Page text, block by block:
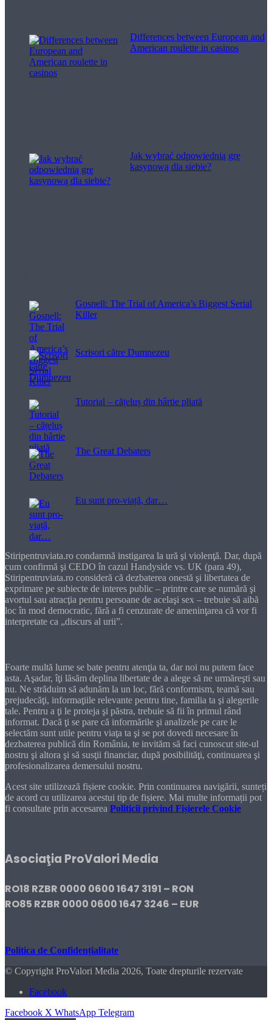
Differences between European and
American roulette in casinos
Jak wybrać odpowiednią grę
kasynową dla siebie?
Gosnell: The Trial of America’s Biggest Serial
Killer
Scrisori către Dumnezeu
Tutorial – cățeluș din hârtie pliată
The Great Debaters
Eu sunt pro-viață, dar…
Stiripentruviata.ro condamnă instigarea la ură şi violenţă. Dar, după
cum confirmă şi CEDO în cazul Handyside vs. UK (para 49),
Stiripentruviata.ro consideră că dezbaterea onestă şi libertatea de
exprimare pe subiecte de interes public – printre care se numără şi
avortul sau atracţia pentru persoane de acelaşi sex – trebuie să aibă
loc în mod democratic, fără a fi cenzurate de ameninţarea că vor fi
interpretate ca „discurs al urii”.
Foarte multă lume se bate pentru atenţia ta, dar noi nu putem face
asta. Aşadar, îţi lăsăm deplina libertate de a alege să ne urmăreşti sau
nu. Ne străduim să adunăm la un loc, fără conformism, teamă sau
prejudecăţi, informaţiile relevante pentru tine, familia ta şi alegerile
tale. Pentru a ţi le proteja şi păstra, trebuie să fii în primul rând
informat. Dacă ţi se pare că informările şi analizele pe care le
selectăm sunt utile pentru viaţa ta şi se pot dovedi necesare în
dezbaterea publică din România, te invităm să faci cunoscut site-ul
nostru şi altora şi să susţii financiar, după posibilităţi, continuarea şi
profesionalizarea demersului nostru.
Acest site utilizează fișiere cookie. Prin continuarea navigării, sunteți
de acord cu utilizarea acestui tip de fișiere. Mai multe informații pot
fi consultate prin accesarea Politicii privind Fișierele Cookie
Asociaţia ProValori Media
RO18 RZBR 0000 0600 1647 3191 – RON
RO85 RZBR 0000 0600 1647 3246 – EUR
Politica de Confidențialitate
© Copyright ProValori Media 2026, Toate drepturile rezervate
Facebook
Facebook X WhatsApp Telegram